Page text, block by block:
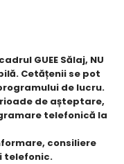
GUEE Sălaj, NU
Cetățenii se pot
de lucru.
de așteptare,
telefonică la
consiliere
telefonic.